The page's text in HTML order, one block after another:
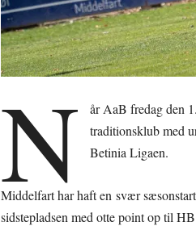
N
år AaB fredag den
traditionsklub med
Betinia Ligaen.
Middelfart har haft en svær
sidstepladsen med otte point op til